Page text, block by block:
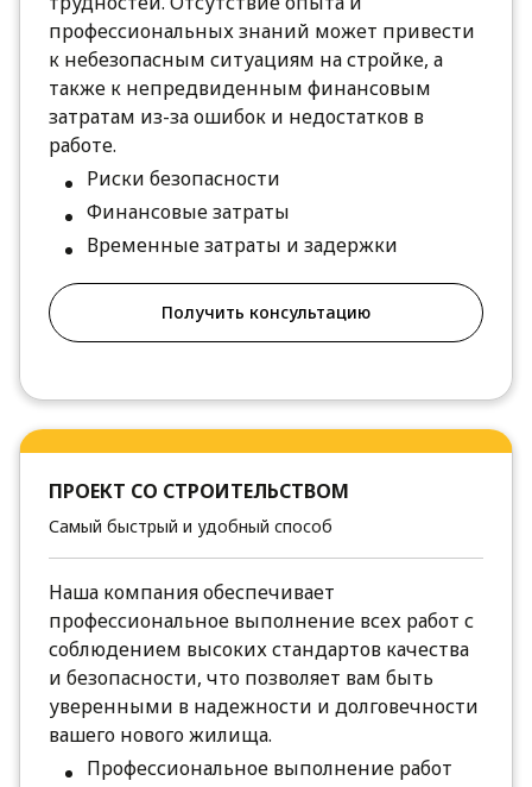
профессиональных знаний может привести
к небезопасным ситуациям на стройке, а
также к непредвиденным финансовым
затратам из-за ошибок и недостатков в
работе.
Риски безопасности
Финансовые затраты
Временные затраты и задержки
Получить консультацию
ПРОЕКТ СО СТРОИТЕЛЬСТВОМ
Самый быстрый и удобный способ
Наша компания обеспечивает
профессиональное выполнение всех работ с
соблюдением высоких стандартов качества
и безопасности, что позволяет вам быть
уверенными в надежности и долговечности
вашего нового жилища.
Профессиональное выполнение работ